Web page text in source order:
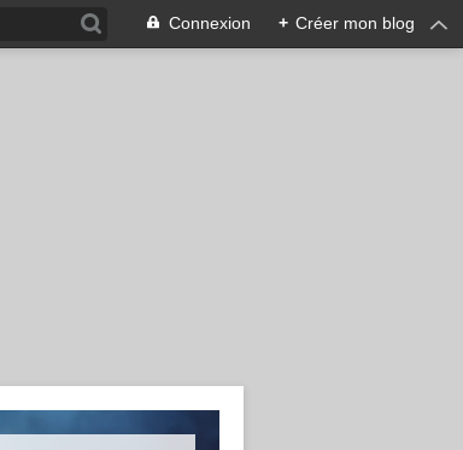
Connexion + Créer mon blog